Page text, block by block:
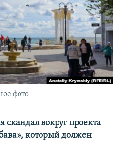
фото
скандал вокруг проекта
который должен